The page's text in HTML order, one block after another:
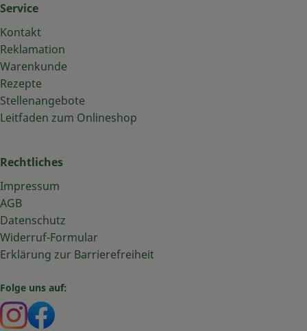
Service
Kontakt
Reklamation
Warenkunde
Rezepte
Stellenangebote
Leitfaden zum Onlineshop
Rechtliches
Impressum
AGB
Datenschutz
Widerruf-Formular
Erklärung zur Barrierefreiheit
Folge uns auf:
Externer Link zu https://www.instagram.com/
Externer Link zu https://www.facebook.com/